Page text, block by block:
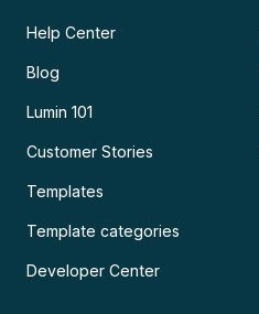
Help Center
Blog
Lumin 101
Customer Stories
Templates
Template categories
Developer Center